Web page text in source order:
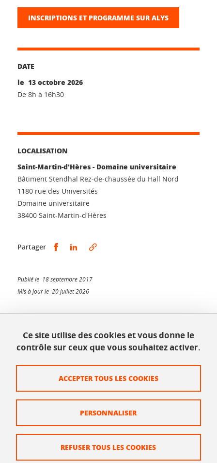
INSCRIPTIONS ET PROGRAMME SUR ALYS
DATE
le 13 octobre 2026
De 8h à 16h30
LOCALISATION
Saint-Martin-d'Hères - Domaine universitaire
Bâtiment Stendhal Rez-de-chaussée du Hall Nord
1180 rue des Universités
Domaine universitaire
38400 Saint-Martin-d'Hères
Partager Partager sur Facebook
Partager sur LinkedIn
Publié le 18 septembre 2017
Mis à jour le 20 juillet 2026
INSPÉ - Bâtiment Bergès
1025, rue de la piscine
Tél. : 04 56 52 07 00
Plan du site
Données personnelles
Ce site utilise des cookies et vous donne le
contrôle sur ceux que vous souhaitez activer.
ACCEPTER TOUS LES COOKIES
REFUSER TOUS LES COOKIES
PERSONNALISER